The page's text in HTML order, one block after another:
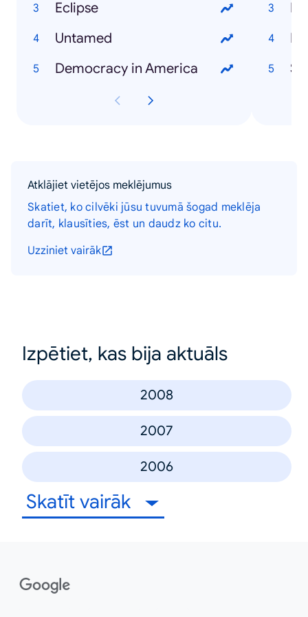
Eclipse
Untamed
Democracy in America
Atklājiet vietējos meklējumus
Skatiet, ko cilvēki jūsu tuvumā šogad meklēja
darīt, klausīties, ēst un daudz ko citu.
Uzziniet vairāk
Izpētiet, kas bija aktuāls
2008
2007
2006
Skatīt vairāk